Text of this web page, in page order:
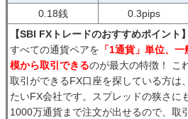
0.18銭 0.3pips
【SBI FXトレードのおすすめポイント】
すべての通貨ペアを 「1通貨」単位、
模から取引できるのが最大の特徴！ こ
取引ができるFX口座を探している方は
たいFX会社です。スプレッドの狭さに
1000万通貨まで注文が出せるので、取